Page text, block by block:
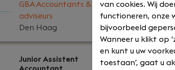
GBA Accountants &
adviseurs
Den Haag
Junior Assistent
van cookies. Wij
functioneren, onze
bijvoorbeeld
Wanneer u klikt op
en kunt u uw
toestaan’, gaat u